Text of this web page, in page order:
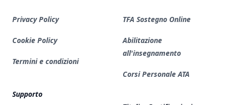
Privacy Policy
Cookie Policy
Termini e condizioni
Supporto
TFA Sostegno Online
Abilitazione
all'insegnamento
Corsi Personale ATA